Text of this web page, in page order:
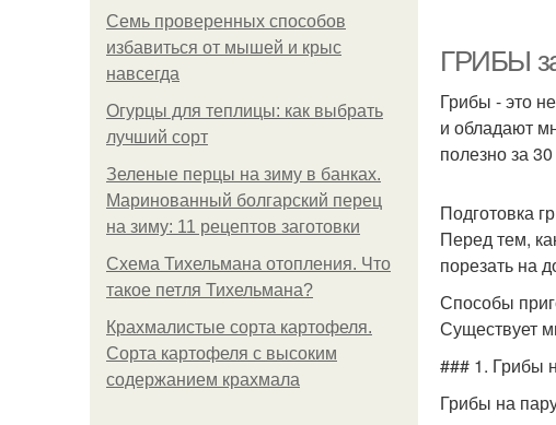
Семь проверенных способов
избавиться от мышей и крыс
навсегда
Огурцы для теплицы: как выбрать
лучший сорт
Зеленые перцы на зиму в банках.
Маринованный болгарский перец
на зиму: 11 рецептов заготовки
Схема Тихельмана отопления. Что
такое петля Тихельмана?
Крахмалистые сорта картофеля.
Сорта картофеля с высоким
содержанием крахмала
ГРИБЫ
Грибы - это
и обладают
полезно за
Подготовка
Перед тем,
порезать на
Способы
Существует
### 1. Грибы
Грибы на